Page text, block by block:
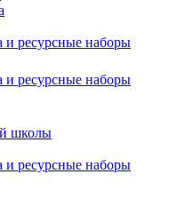
и ресурсные наборы
и ресурсные наборы
школы
и ресурсные наборы